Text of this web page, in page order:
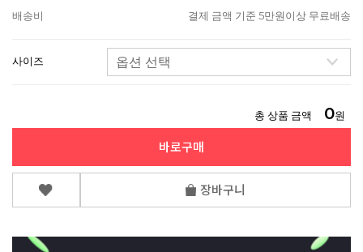
배송비 결제 금액 기준 5만원이상 무료배송
사이즈
총 상품 금액 0원
바로구매
장바구니